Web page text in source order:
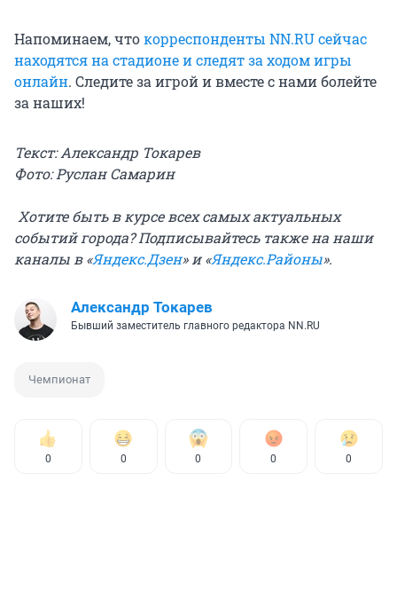
Напоминаем, чтокорреспонденты NN.RU сейчас
находятся на стадионе и следят за ходом игры
онлайн. Следите за игрой и вместе с нами болейте
за наших!
Текст: Александр Токарев
Фото: Руслан Самарин
Хотите быть в курсе всех самых актуальных
событий города? Подписывайтесь также на наши
каналы в «Яндекс.Дзен»и «Яндекс.Районы».
Александр Токарев
Бывший заместитель главного редактора NN.RU
Чемпионат
0 0 0 0 0